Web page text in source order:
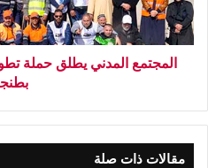
المجتمع المدني يطلق حملة
مقالات ذات صلة